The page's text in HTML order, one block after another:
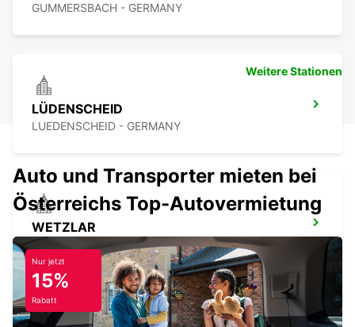
GUMMERSBACH - GERMANY
LÜDENSCHEID
LUEDENSCHEID - GERMANY
WETZLAR
WETZLAR - GERMANY
Weitere Stationen
Auto und Transporter mieten bei
Österreichs Top-Autovermietung
Nur jetzt
15%
Rabatt